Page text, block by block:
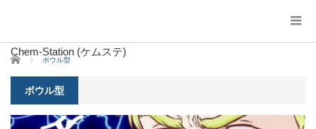
Chem-Station (ケムステ)
ホーム ボウル型
ボウル型